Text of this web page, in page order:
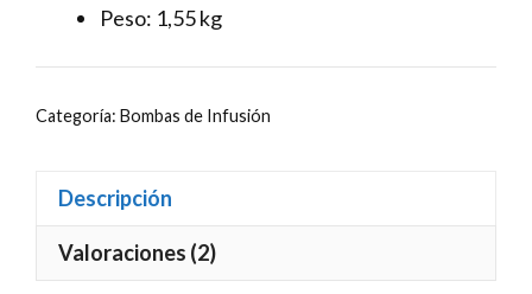
Peso: 1,55 kg
Categoría: Bombas de Infusión
Descripción
Valoraciones (2)